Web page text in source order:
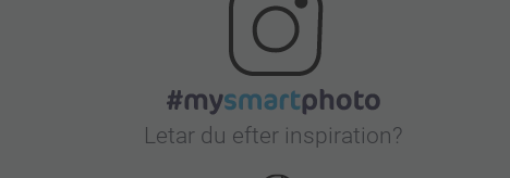
Letar du efter inspiration?